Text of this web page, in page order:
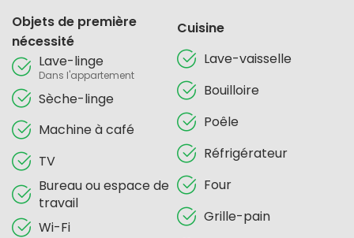
Objets de première
nécessité
Lave-linge
Dans l'appartement
Sèche-linge
Machine à café
TV
Bureau ou espace de
travail
Wi-Fi
Cuisine
Lave-vaisselle
Bouilloire
Poêle
Réfrigérateur
Four
Grille-pain